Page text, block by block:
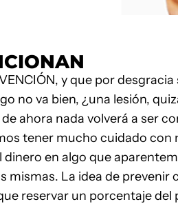
y que por
no va bien, ¿una lesión,
ahora nada volverá a ser
tener mucho cuidado
en algo que
mismas. La idea de
reservar un porcentaje